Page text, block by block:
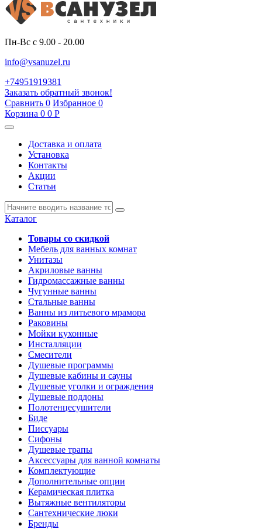
Пн-Вс с 9.00 - 20.00
info@vsanuzel.ru
+74951919381
Заказать обратный звонок!
Сравнить 0 Избранное 0
Корзина 0 0 Р
Доставка и оплата
Установка
Контакты
Акции
Статьи
Каталог
Товары со скидкой
Мебель для ванных комнат
Унитазы
Акриловые ванны
Гидромассажные ванны
Чугунные ванны
Стальные ванны
Ванны из литьевого мрамора
Раковины
Мойки кухонные
Инсталляции
Смесители
Душевые программы
Душевые кабины и сауны
Душевые уголки и ограждения
Душевые поддоны
Полотенцесушители
Биде
Писсуары
Сифоны
Душевые трапы
Аксессуары для ванной комнаты
Комплектующие
Дополнительные опции
Керамическая плитка
Вытяжные вентиляторы
Сантехнические люки
Бренды